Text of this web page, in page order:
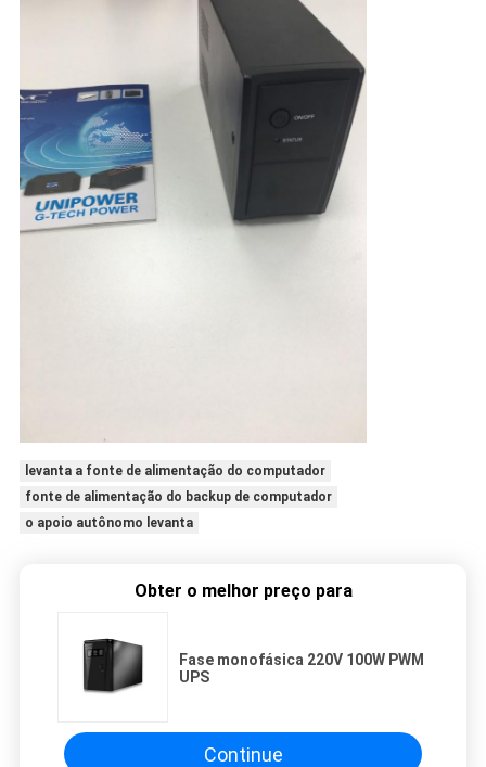
levanta a fonte de alimentação do computador
fonte de alimentação do backup de computador
o apoio autônomo levanta
Obter o melhor preço para
Fase monofásica 220V 100W PWM
UPS
Continue